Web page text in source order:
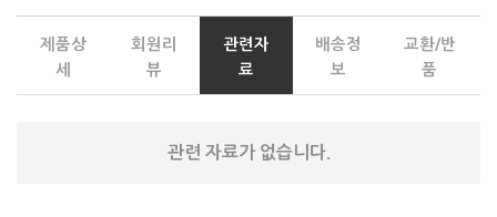
제품상
세
회원리
뷰
관련자
료
배송정
보
교환/반
품
관련 자료가 없습니다.